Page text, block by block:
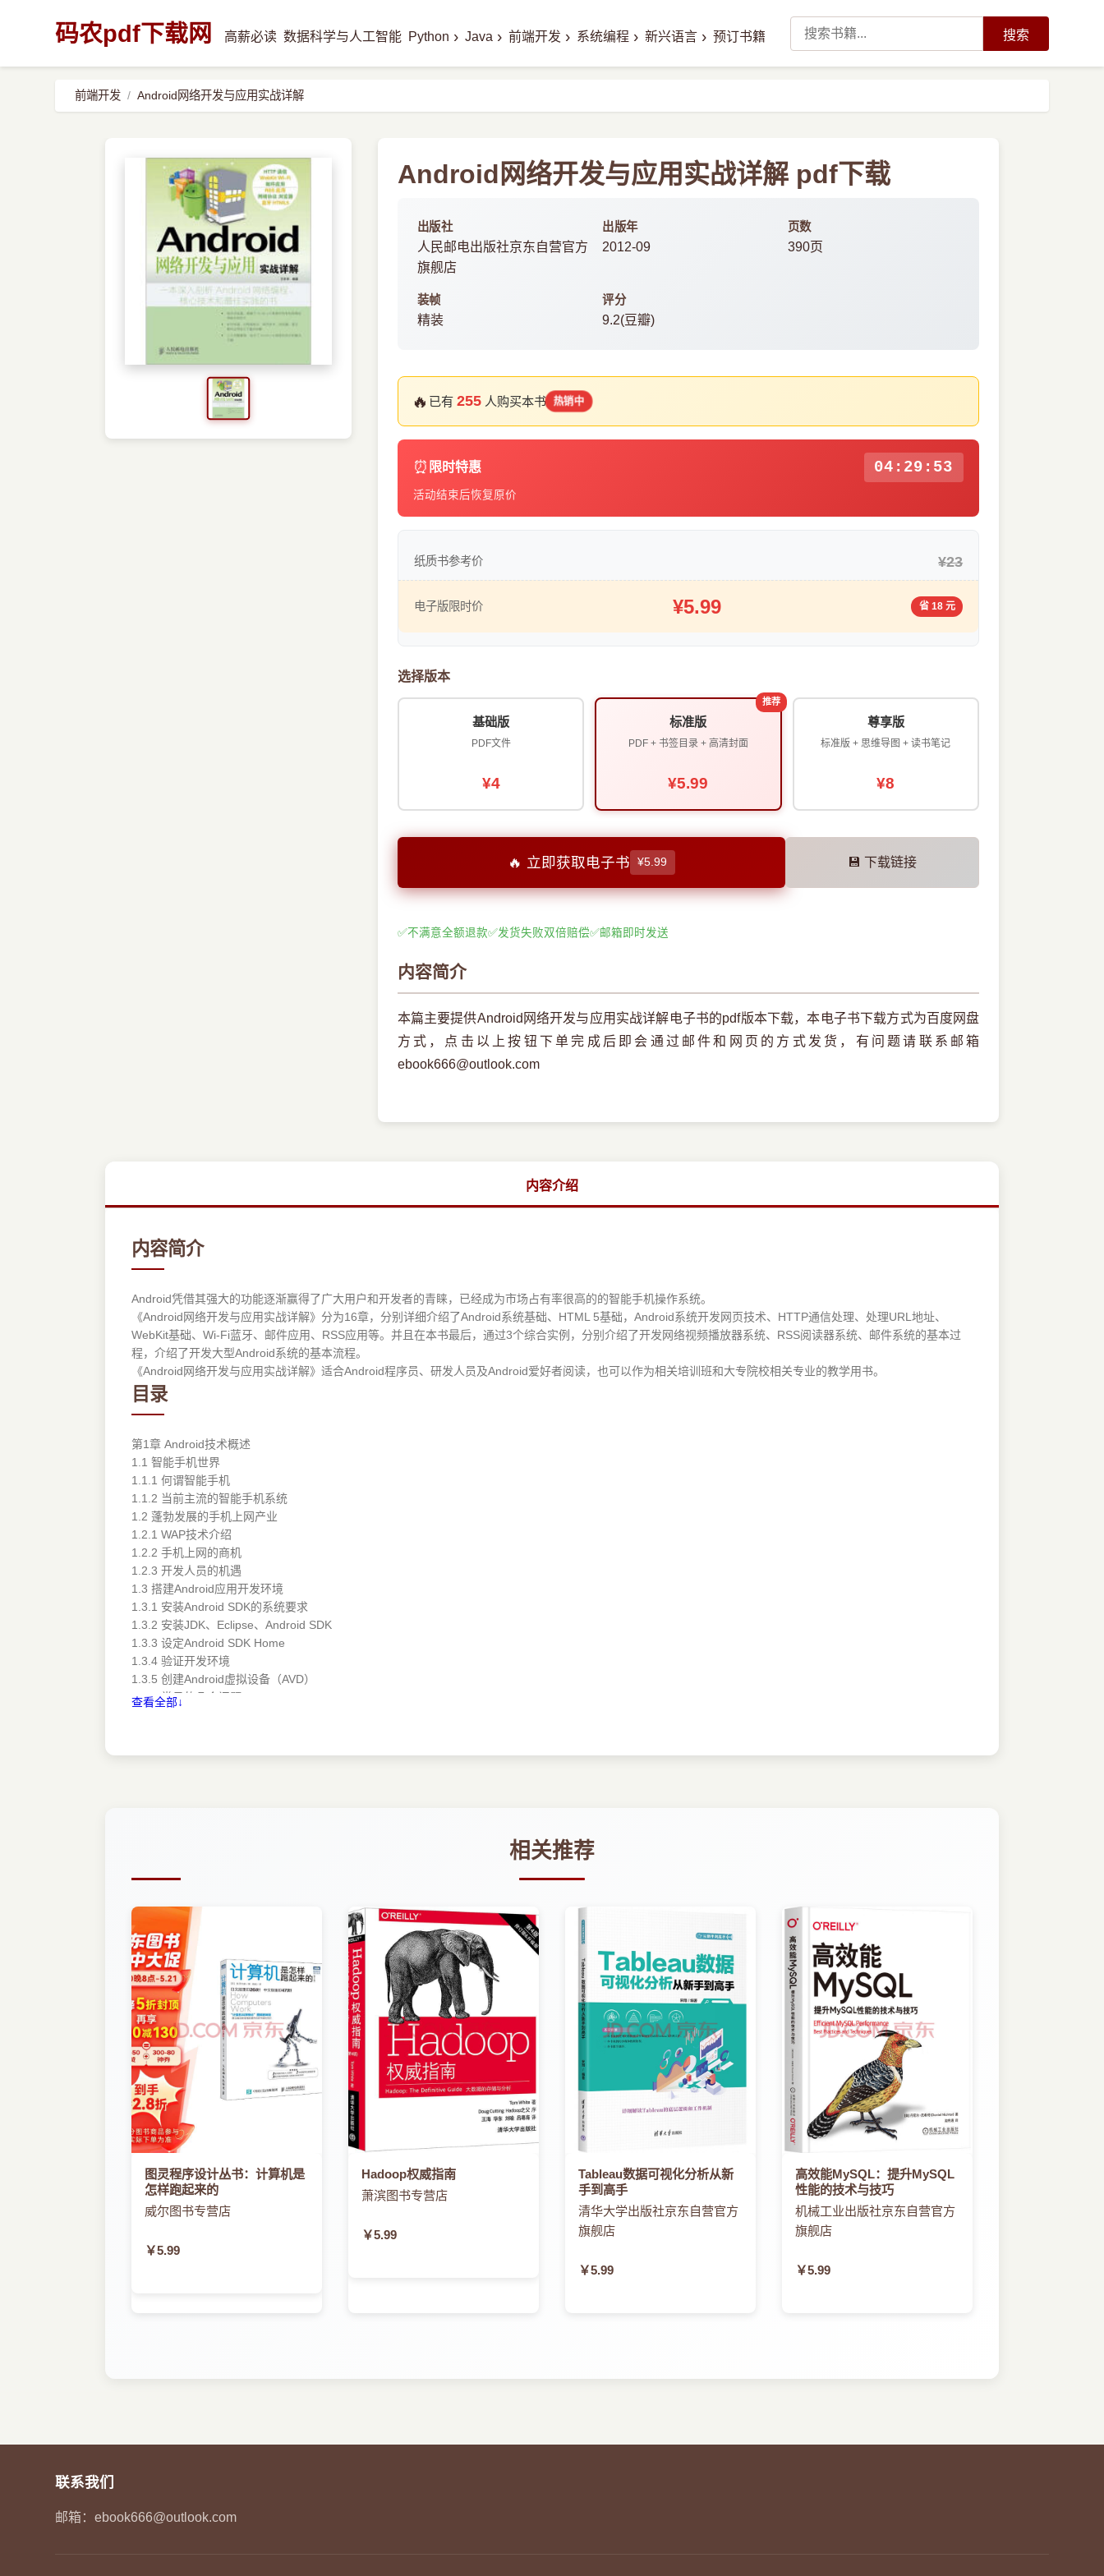
码农pdf下载网 高薪必读 数据科学与人工智能 Python › Java › 前端开发 › 系统编程 › 新兴语言 › 预订书籍 搜索
前端开发 Android网络开发与应用实战详解
Android网络开发与应用实战详解 pdf下载
出版社
人民邮电出版社京东自营官方
旗舰店
出版年
2012-09
页数
390页
装帧
精装
评分
9.2(豆瓣)
🔥 已有 255人购买本书 热销中
⏰ 限时特惠 04:29:53
活动结束后恢复原价
纸质书参考价 ¥23
电子版限时价 ¥5.99 省 18 元
选择版本
基础版
PDF文件
¥4
推荐
标准版
PDF + 书签目录 + 高清封面
¥5.99
尊享版
标准版 + 思维导图 + 读书笔记
¥8
🔥 立即获取电子书 ¥5.99 💾 下载链接
✅不满意全额退款✅发货失败双倍赔偿✅邮箱即时发送
内容简介
本篇主要提供Android网络开发与应用实战详解电子书的pdf版本下载，本电子书下载方式为百度网盘
方式，点击以上按钮下单完成后即会通过邮件和网页的方式发货，有问题请联系邮箱
ebook666@outlook.com
内容介绍
内容简介
Android凭借其强大的功能逐渐赢得了广大用户和开发者的青睐，已经成为市场占有率很高的的智能手机操作系统。
《Android网络开发与应用实战详解》分为16章，分别详细介绍了Android系统基础、HTML 5基础，Android系统开发网页技术、HTTP通信处理、处理URL地址、
WebKit基础、Wi-Fi蓝牙、邮件应用、RSS应用等。并且在本书最后，通过3个综合实例，分别介绍了开发网络视频播放器系统、RSS阅读器系统、邮件系统的基本过
程，介绍了开发大型Android系统的基本流程。
《Android网络开发与应用实战详解》适合Android程序员、研发人员及Android爱好者阅读，也可以作为相关培训班和大专院校相关专业的教学用书。
目录
第1章 Android技术概述
1.1 智能手机世界
1.1.1 何谓智能手机
1.1.2 当前主流的智能手机系统
1.2 蓬勃发展的手机上网产业
1.2.1 WAP技术介绍
1.2.2 手机上网的商机
1.2.3 开发人员的机遇
1.3 搭建Android应用开发环境
1.3.1 安装Android SDK的系统要求
1.3.2 安装JDK、Eclipse、Android SDK
1.3.3 设定Android SDK Home
1.3.4 验证开发环境
1.3.5 创建Android虚拟设备（AVD）
1.3.6 常见的几个问题
2.1.3 SDK文档及阅读技巧
2.2 解析Android SDK实例
2.3 Android系统架构
2.3.1 Android体系结构介绍
2.3.2 Android应用工程文件组成
2.3.3 应用程序的生命周期
第3章 网络开发技术基础
3.1 HTML简介
3.1.1 HTML初步
3.1.2 字体格式设置
3.1.3 使用标示标记
3.1.4 使用区域和段落标记
3.1.5 使用表格标记
3.1.6 使用表单标记
3.2 XML技术
3.2.1 XML的概述
3.2.2 XML的语法
3.2.3 如何获取XML文档
3.3.1 基本语法
第4章 HTTP通信处理
查看全部↓
相关推荐
图灵程序设计丛书：计算机是
怎样跑起来的
威尔图书专营店
￥5.99
Hadoop权威指南
萧滨图书专营店
￥5.99
Tableau数据可视化分析从新
手到高手
清华大学出版社京东自营官方
旗舰店
￥5.99
高效能MySQL：提升MySQL
性能的技术与技巧
机械工业出版社京东自营官方
旗舰店
￥5.99
联系我们
邮箱：ebook666@outlook.com